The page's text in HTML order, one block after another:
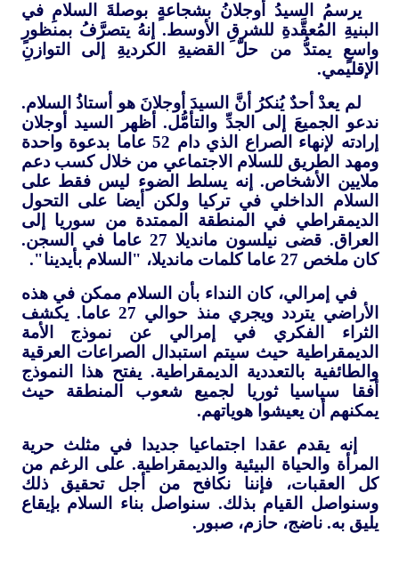
يرسمُ السيدُ أوجلانُ بشجاعةٍ بوصلةَ السلامِ في
البنيةِ المُعقَّدةِ للشرقِ الأوسط. إنهُ يتصرَّفُ بمنظورٍ
واسعٍ يمتدُّ من حلّ القضيةِ الكرديةِ إلى التوازنِ
الإقليمي.
لم يعدْ أحدٌ يُنكرُ أنَّ السيدَ أوجلانَ هو أستاذُ السلام.
ندعو الجميعَ إلى الجدِّ والتأمُّل. أظهر السيد أوجلان
إرادته لإنهاء الصراع الذي دام 52 عاما بدعوة واحدة
ومهد الطريق للسلام الاجتماعي من خلال كسب دعم
ملايين الأشخاص. إنه يسلط الضوء ليس فقط على
السلام الداخلي في تركيا ولكن أيضا على التحول
الديمقراطي في المنطقة الممتدة من سوريا إلى
العراق. قضى نيلسون مانديلا 27 عاما في السجن.
كان ملخص 27 عاما كلمات مانديلا، "السلام بأيدينا".
في إمرالي، كان النداء بأن السلام ممكن في هذه
الأراضي يتردد ويجري منذ حوالي 27 عاما. يكشف
الثراء الفكري في إمرالي عن نموذج الأمة
الديمقراطية حيث سيتم استبدال الصراعات العرقية
والطائفية بالتعددية الديمقراطية. يفتح هذا النموذج
أفقا سياسيا ثوريا لجميع شعوب المنطقة حيث
يمكنهم أن يعيشوا هوياتهم.
إنه يقدم عقدا اجتماعيا جديدا في مثلث حرية
المرأة والحياة البيئية والديمقراطية. على الرغم من
كل العقبات، فإننا نكافح من أجل تحقيق ذلك
وسنواصل القيام بذلك. سنواصل بناء السلام بإيقاع
يليق به. ناضج، حازم، صبور.